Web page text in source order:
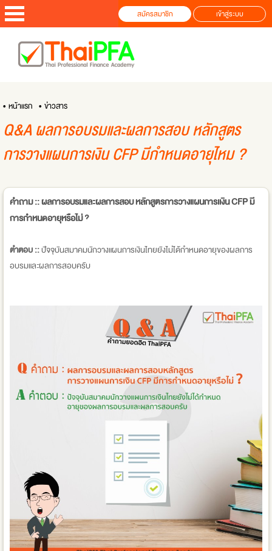
สมัครสมาชิก เข้าสู่ระบบ
• หน้าแรก • ข่าวสาร
Q&A ผลการอบรมและผลการสอบ หลักสูตร
การวางแผนการเงิน CFP มีกำหนดอายุไหม ?
คำถาม :: ผลการอบรมและผลการสอบ หลักสูตรการวางแผนการเเงิน CFP มี
การกำหนดอายุหรือไม่ ?
ตำตอบ ::ปัจจุบันสมาคมนักวางแผนการเงินไทยยังไม่ได้กำหนดอายุของผลการ
อบรมและผลการสอบครับ